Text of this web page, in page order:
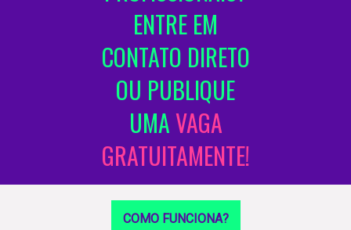
ENTRE EM
CONTATO DIRETO
OU PUBLIQUE
UMAVAGA
GRATUITAMENTE!
COMO FUNCIONA?